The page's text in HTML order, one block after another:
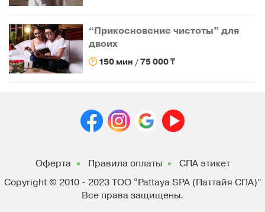
“Прикосновение чистоты” для
двоих
150 мин / 75 000 ₸
Оферта Правила оплаты
СПА этикет
Copyright © 2010 - 2023ТОО “Pattaya SPA (Паттайя СПА)”
Все права защищены.